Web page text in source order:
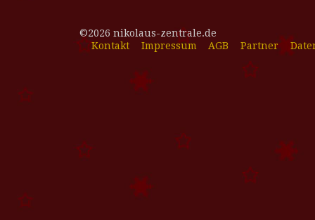
©2026 nikolaus-zentrale.de
Kontakt
Impressum AGB Partner